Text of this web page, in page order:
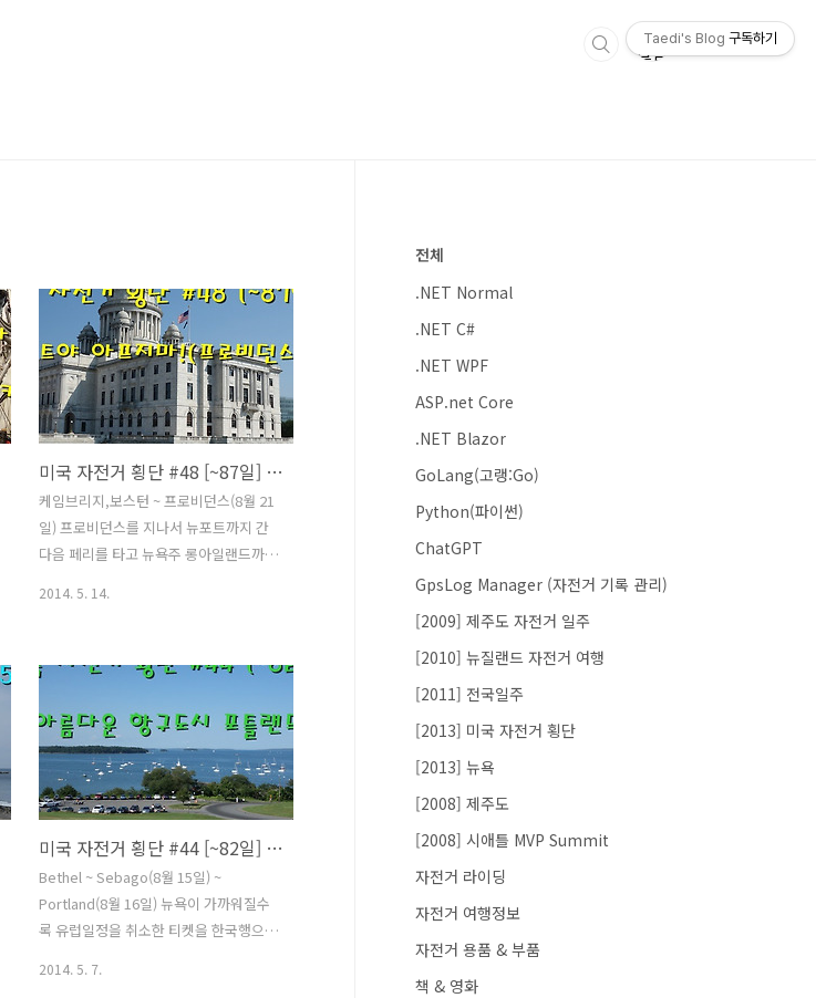
미국 자전거 횡단 #48 [~87일] 텐트야 아프지마!(프로비던스)
케임브리지,보스턴 ~ 프로비던스(8월 21
일) 프로비던스를 지나서 뉴포트까지 간
다음 페리를 타고 뉴욕주 롱아일랜드까지
았다. 무의식적으로 페니어를 자전거에
달았는데 다시 생각해보니 여기가 1층이
아닌 3층 이다. 그래서 다시 분리후 복도
로 가지고 나갔다. 짐을 하나씩 들고 오르
락 내리락 반복하면서 1층 출입구에 있는
짐들에 대한 도난이 신경이 쓰여서 행동
을 빠르게 취했다. 아침부터 계단을 오르
내리며 땀을 쏟아냈다. 어제의 기억은 다
잊고 모텔을 빨리 떠나고 싶을 뿐이다. 불
친절한 아주머니의 태도와 그것도 모자라
팔도 훑고... 잠깐의 경험이 썩 좋지 않은
2014. 5. 14.
미국 자전거 횡단 #44 [~82일] 아름다운 항구도시 포틀랜드
Bethel ~ Sebago(8월 15일) ~
Portland(8월 16일) 뉴욕이 가까워질수
록 유럽일정을 취소한 티켓을 한국행으로
2014. 5. 7.
전체
.NET Normal
.NET C#
.NET WPF
ASP.net Core
.NET Blazor
GoLang(고랭:Go)
Python(파이썬)
ChatGPT
GpsLog Manager (자전거 기록 관리)
[2009] 제주도 자전거 일주
[2010] 뉴질랜드 자전거 여행
[2011] 전국일주
[2013] 미국 자전거 횡단
[2013] 뉴욕
[2008] 제주도
[2008] 시애틀 MVP Summit
자전거 라이딩
자전거 여행정보
자전거 용품 & 부품
책 & 영화
Taedi's Blog 구독하기